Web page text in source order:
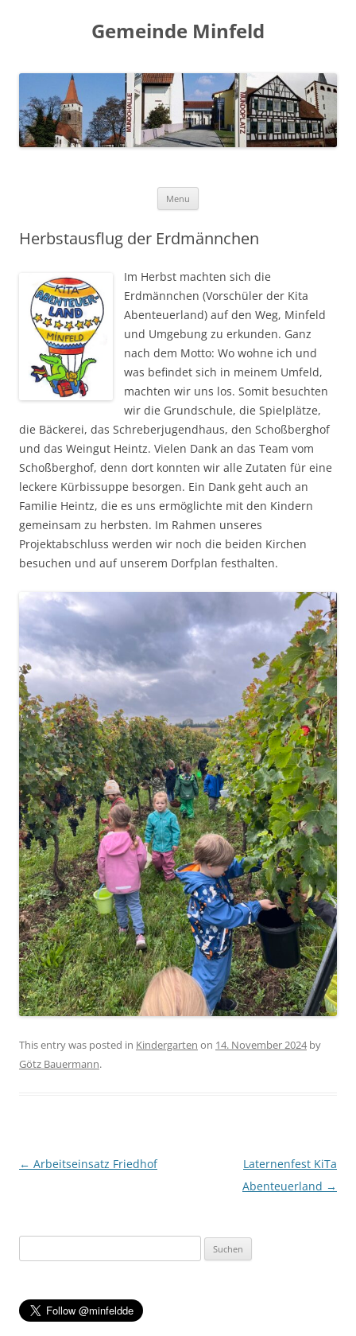
Gemeinde Minfeld
Menu
Herbstausflug der Erdmännchen
Im Herbst machten sich die
Erdmännchen (Vorschüler der Kita
Abenteuerland) auf den Weg, Minfeld
und Umgebung zu erkunden. Ganz
nach dem Motto: Wo wohne ich und
was befindet sich in meinem Umfeld,
machten wir uns los. Somit besuchten
wir die Grundschule, die Spielplätze,
die Bäckerei, das Schreberjugendhaus, den Schoßberghof
und das Weingut Heintz. Vielen Dank an das Team vom
Schoßberghof, denn dort konnten wir alle Zutaten für eine
leckere Kürbissuppe besorgen. Ein Dank geht auch an
Familie Heintz, die es uns ermöglichte mit den Kindern
gemeinsam zu herbsten. Im Rahmen unseres
Projektabschluss werden wir noch die beiden Kirchen
besuchen und auf unserem Dorfplan festhalten.
This entry was posted in Kindergarten on 14. November 2024by
Götz Bauermann.
Post navigation
← Arbeitseinsatz Friedhof
Laternenfest KiTa
Abenteuerland →
nach: